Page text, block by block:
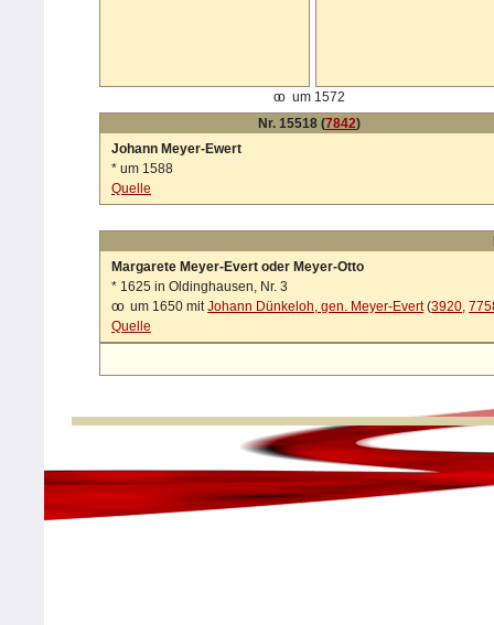
oo um 1572
Nr. 15518 (7842)
Johann Meyer-Ewert
* um 1588
Quelle
Margarete Meyer-Evert oder Meyer-Otto
* 1625 in Oldinghausen, Nr. 3
oo um 1650 mitJohann Dünkeloh, gen. Meyer-Evert(3920,
Quelle